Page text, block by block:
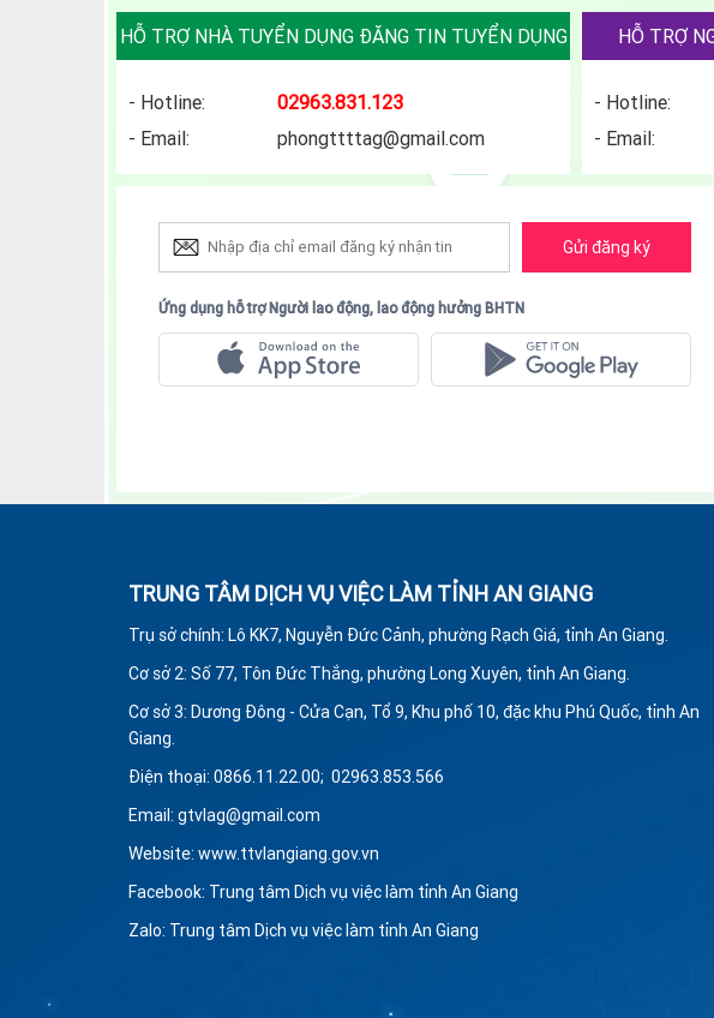
HỖ TRỢ NHÀ TUYỂN DỤNG ĐĂNG TIN TUYỂN DỤNG
- Hotline:
02963.831.123
- Email:
phongttttag@gmail.com
HỖ TRỢ
- Hotline:
- Email:
Gửi đăng ký
Ứng dụng hỗ trợ Người lao động, lao động hưởng BHTN
TRUNG TÂM DỊCH VỤ VIỆC LÀM TỈNH AN GIANG
Trụ sở chính: Lô KK7, Nguyễn Đức Cảnh, phường Rạch Giá, tỉnh An Giang.
Cơ sở 2: Số 77, Tôn Đức Thắng, phường Long Xuyên, tỉnh An Giang.
Cơ sở 3: Dương Đông - Cửa Cạn, Tổ 9, Khu phố 10, đặc khu Phú Quốc, tỉnh An
Giang.
Điện thoại: 0866.11.22.00; 02963.853.566
Email: gtvlag@gmail.com
Website: www.ttvlangiang.gov.vn
Facebook: Trung tâm Dịch vụ việc làm tỉnh An Giang
Zalo: Trung tâm Dịch vụ việc làm tỉnh An Giang